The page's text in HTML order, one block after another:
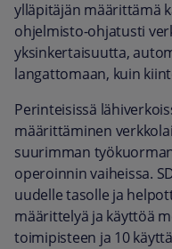
ylläpitäjän määrittämä
ohjelmisto-ohjatusti
yksinkertaisuutta,
langattomaan, kuin
Perinteisissä
määrittäminen
suurimman
operoinnin vaiheissa.
uudelle tasolle ja
määrittelyä ja käyttöä
toimipisteen ja 10